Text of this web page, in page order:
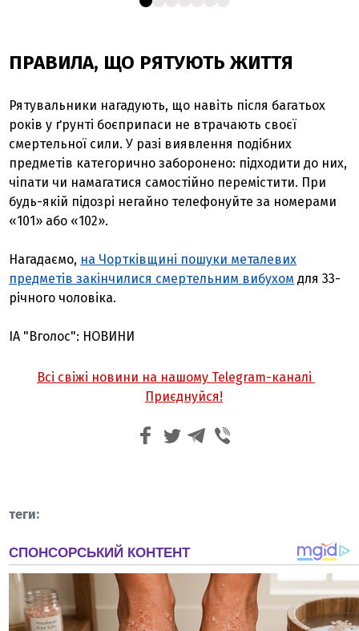
ПРАВИЛА, ЩО РЯТУЮТЬ ЖИТТЯ
Рятувальники нагадують, що навіть після багатьох
років у ґрунті боєприпаси не втрачають своєї
смертельної сили. У разі виявлення подібних
предметів категорично заборонено: підходити до них,
чіпати чи намагатися самостійно перемістити. При
будь-якій підозрі негайно телефонуйте за номерами
«101» або «102».
Нагадаємо, на Чортківщині пошуки металевих
предметів закінчилися смертельним вибухом для 33-
річного чоловіка.
ІА "Вголос": НОВИНИ
Всі свіжі новини на нашому Telegram-каналі
Приєднуйся!